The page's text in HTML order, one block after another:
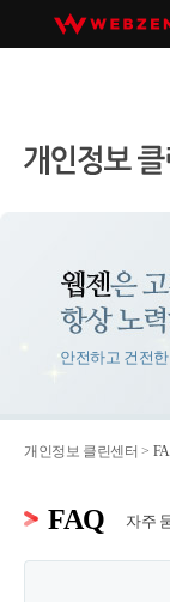
안전하고 건전
개인정보 클린센터 >
FAQ 자주